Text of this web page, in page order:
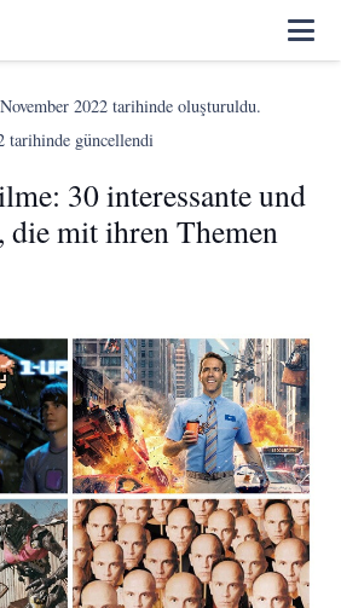
2022tarihinde oluşturuldu.
tarihinde güncellendi
30 interessante und
die mit ihren Themen